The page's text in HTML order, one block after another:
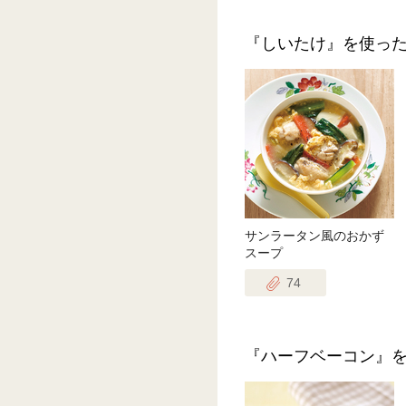
『しいたけ』を使っ
サンラータン風のおかず
スープ
74
『ハーフベーコン』